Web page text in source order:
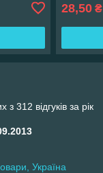
28,50 ₴
з 312 відгуків за рік
Україна